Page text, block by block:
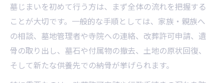
補助金を賢く使い墓じまい費用を抑える
補助金の申請タイミングと必要書類一覧
墓じまいと補助金の最新事情を解説
行政手続きに強くなる墓じまいの心得
墓じまい行政手続きの具体的な流れ
墓じまいを初めて行う方は、まず全体の流れを把握する
ことが大切です。一般的な手順としては、家族・親族へ
の相談、墓地管理者や寺院への連絡、改葬許可申請、遺
骨の取り出し、墓石や付属物の撤去、土地の原状回復、
そして新たな供養先での納骨が挙げられます。